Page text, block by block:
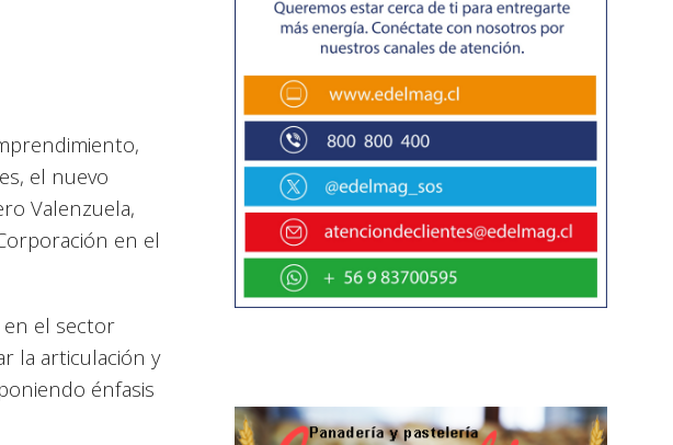
el nuevo
Valenzuela,
en el
en el sector
la articulación y
énfasis